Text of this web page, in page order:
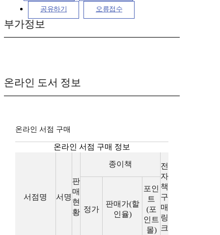
공유하기 오류접수
부가정보
온라인 도서 정보
온라인 서점 구매
온라인 서점 구매 정보
서점명 서명
판
매
현
황
종이책
전
자
책
구
매
링
크
정가
판매가(할
인율)
포인
트
(포
인트
몰)